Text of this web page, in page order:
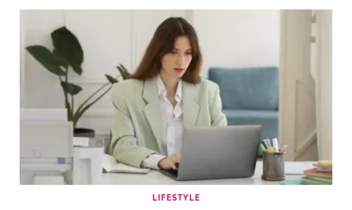
LIFESTYLE